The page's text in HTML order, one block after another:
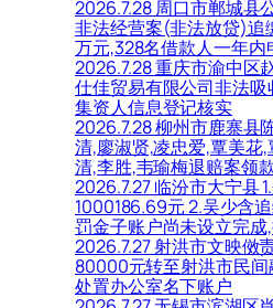
2026.7.28 周口市郸城县
非法经营案(非法放贷)追
万元,328名借款人一年内
2026.7.28 重庆市渝中区
仕佳贸易有限公司非法
集资人信息登记核实
2026.7.28 柳州市鹿寨县
清,廖淑贤,凌忠爱,覃美花
清,李胜,韦瑜梅退赔案领
2026.7.27 临汾市大宁县
1000186.69元 2.吴少含
罚金子账户尚未设立完成
2026.7.27 射洪市文映傚
80000元转至射洪市民
处置办公室名下账户